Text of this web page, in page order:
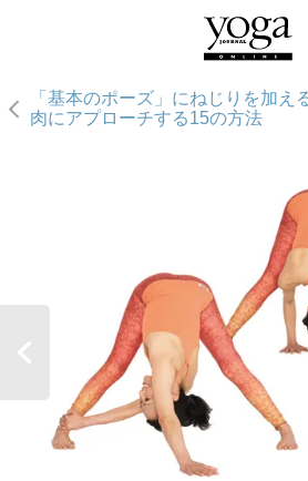
「基本のポーズ」にねじりを加え
肉にアプローチする15の方法